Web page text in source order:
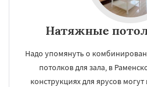
Натяжные
Надо упомянуть о
потолков для зала, в
конструкциях для ярусов